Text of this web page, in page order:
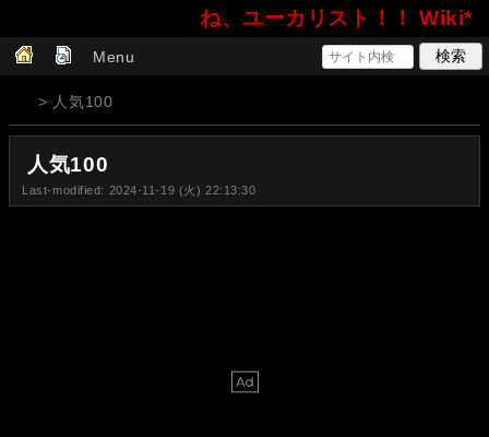
ね、ユーカリスト！！ Wiki*
Menu
> 人気100
人気100
Last-modified: 2024-11-19 (火) 22:13:30